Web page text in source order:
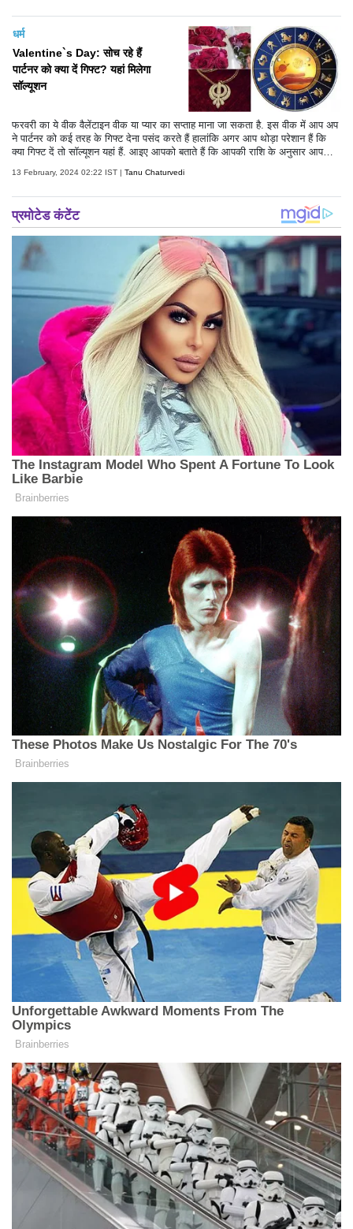
धर्म
Valentine`s Day: सोच रहे हैं
पार्टनर को क्या दें गिफ्ट? यहां मिलेगा
सॉल्यूशन
फरवरी का ये वीक वैलेंटाइन वीक या प्यार का सप्ताह माना जा सकता है. इस वीक में आप अप
ने पार्टनर को कई तरह के गिफ्ट देना पसंद करते हैं हालांकि अगर आप थोड़ा परेशान हैं कि
क्या गिफ्ट दें तो सॉल्यूशन यहां हैं. आइए आपको बताते हैं कि आपकी राशि के अनुसार आपको
13 February, 2024 02:22 IST | Tanu Chaturvedi